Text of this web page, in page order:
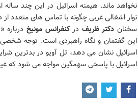
نوار اشغالی غربی چگونه با تماس های متعدد
سخنان دکتر ظریف درکنفرانس مونیخ
این گفتمان و نگاه راهبردی است. توجه
اسرائیل نشان می دهد، تل آویو در بدترین
اسرائیل با پاسخی سهمگین مواجه می شود که